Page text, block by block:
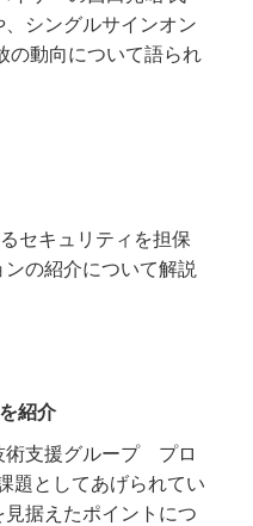
シングルサインオン
の動向について語られ
セキュリティを担保
の紹介について解説
紹介
術支援グループ プロ
題としてあげられてい
据えたポイントにつ